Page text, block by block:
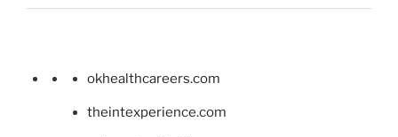
okhealthcareers.com
theintexperience.com